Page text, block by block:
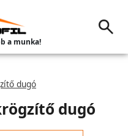
a munka!
dugó
dugó